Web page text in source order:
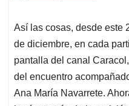
Así las cosas, desde este
de diciembre, en cada
pantalla del canal
del encuentro
Ana María Navarrete.